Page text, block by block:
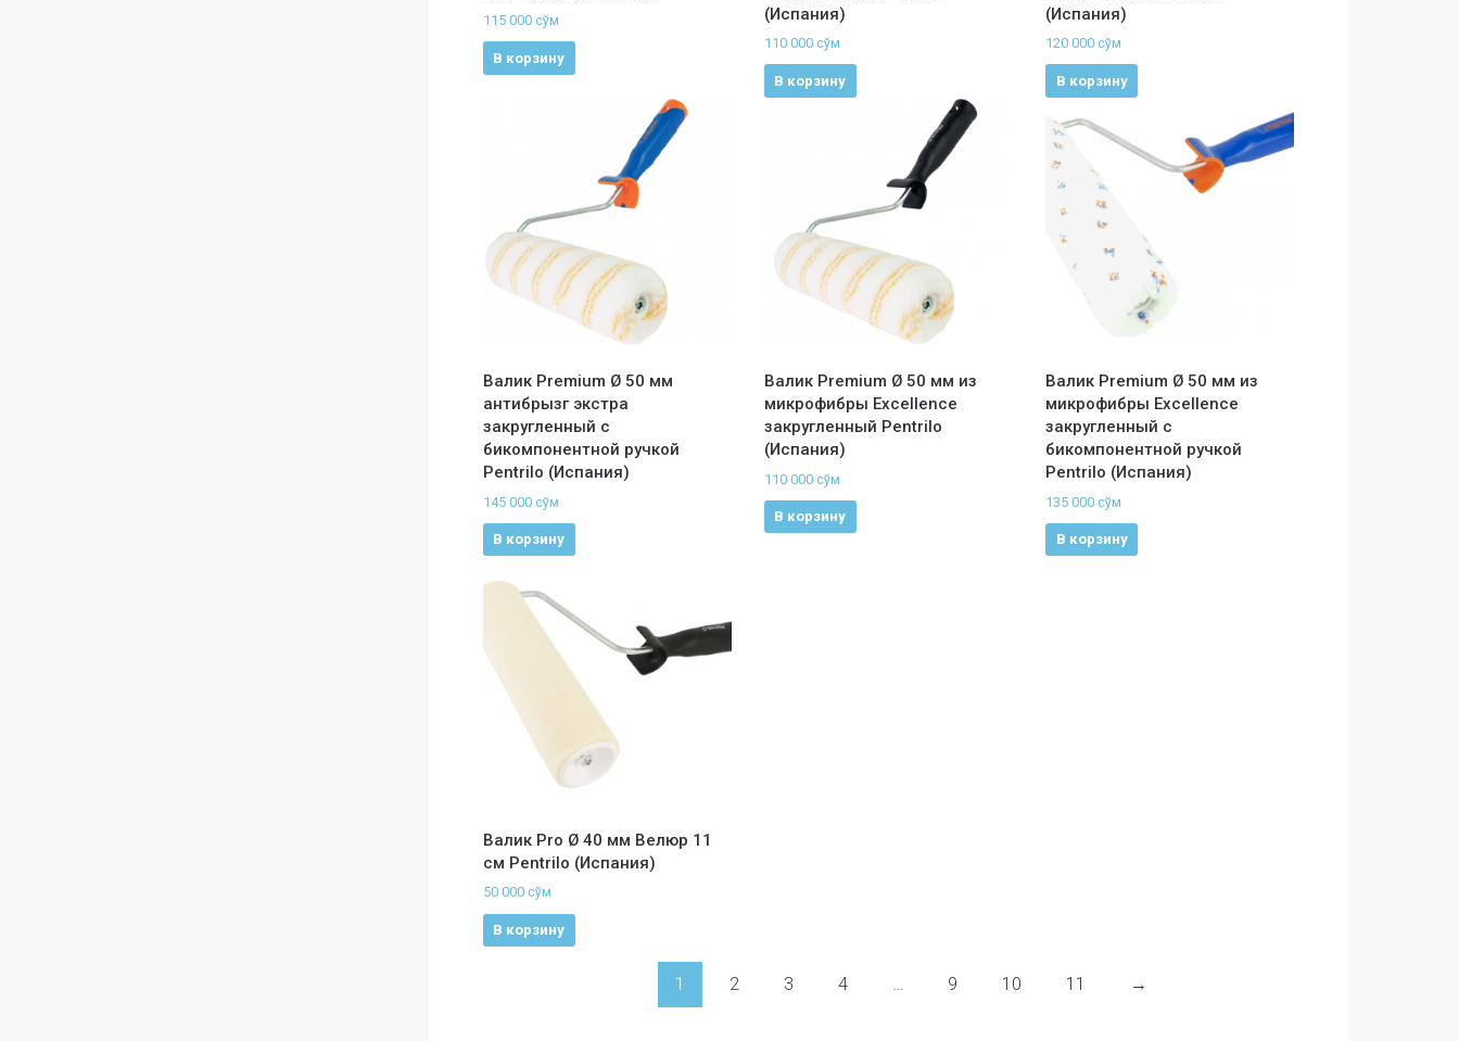
115 000 сўм
В корзину
(Испания)
110 000 сўм
В корзину
(Испания)
120 000 сўм
В корзину
Валик Premium Ø 50 мм
антибрызг экстра
закругленный с
бикомпонентной ручкой
Pentrilo (Испания)
145 000 сўм
В корзину
Валик Premium Ø 50 мм из
микрофибры Excellence
закругленный Pentrilo
(Испания)
110 000 сўм
В корзину
Валик Premium Ø 50 мм из
микрофибры Excellence
закругленный с
бикомпонентной ручкой
Pentrilo (Испания)
135 000 сўм
В корзину
Валик Pro Ø 40 мм Велюр 11
см Pentrilo (Испания)
50 000 сўм
В корзину
1 2 3 4 … 9 10 11 →